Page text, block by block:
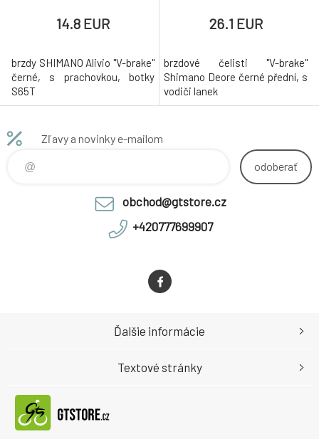
14.8 EUR
brzdy SHIMANO Alivio "V-brake"
černé, s prachovkou, botky
S65T
26.1 EUR
brzdové čelisti "V-brake"
Shimano Deore černé přední, s
vodiči lanek
Zľavy a novinky e-mailom
odoberať
obchod@gtstore.cz
+420777699907
Ďalšie informácie
Textové stránky